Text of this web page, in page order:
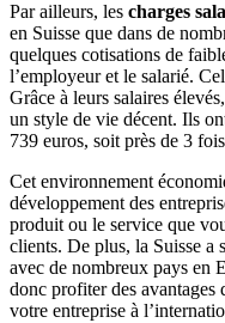
Par ailleurs, les charges
en Suisse que dans de
quelques cotisations de
l’employeur et le salarié.
Grâce à leurs salaires
un style de vie décent. Ils
739 euros, soit près de 3
Cet environnement
développement des
produit ou le service que
clients. De plus, la Suisse a
avec de nombreux pays en
donc profiter des avantages
votre entreprise à